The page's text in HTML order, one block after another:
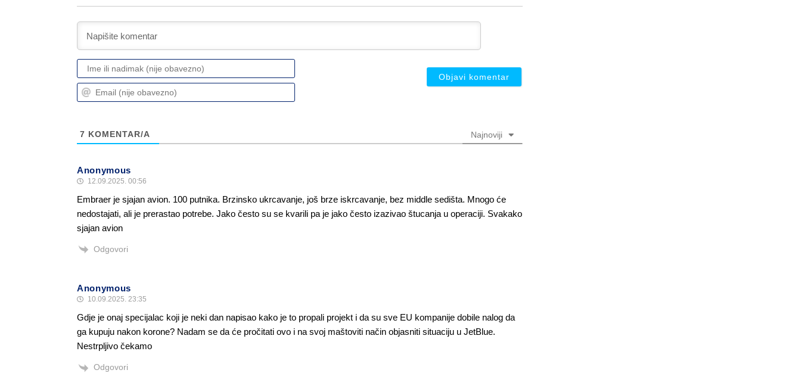
Ime
ili
nadimak
Email
(nije
7 KOMENTAR/A Najnoviji
Anonymous
12.09.2025. 00:56
Embraer je sjajan avion. 100 putnika. Brzinsko ukrcavanje, još brze iskrcavanje, bez middle sedišta. Mnogo će
nedostajati, ali je prerastao potrebe. Jako često su se kvarili pa je jako često izazivao štucanja u operaciji. Svakako
sjajan avion
Odgovori
Anonymous
10.09.2025. 23:35
Gdje je onaj specijalac koji je neki dan napisao kako je to propali projekt i da su sve EU kompanije dobile nalog da
ga kupuju nakon korone? Nadam se da će pročitati ovo i na svoj maštoviti način objasniti situaciju u JetBlue.
Nestrpljivo čekamo
Odgovori